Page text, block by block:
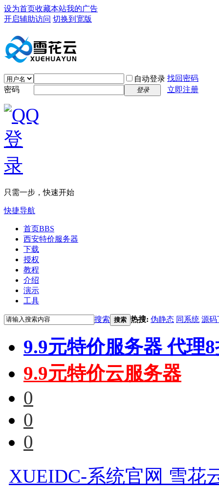
设为首页收藏本站我的广告
开启辅助访问 切换到宽版
自动登录 找回密码
密码
登录 立即注册
只需一步，快速开始
快捷导航
首页BBS
西安特价服务器
下载
授权
教程
介绍
演示
工具
搜索 搜索 热搜: 伪静态 同系统 源码
9.9元特价服务器 代理
9.9元特价云服务器
0
0
0
XUEIDC-系统官网 雪花